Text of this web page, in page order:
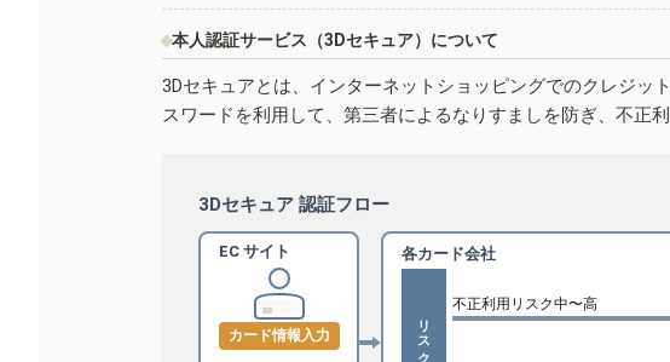
本人認証サービス（3Dセキュア）について
3Dセキュアとは、インターネットショッピングでのクレジ
スワードを利用して、第三者によるなりすましを防ぎ、不正利
3Dセキュア 認証フロー
EC サイト
カード情報入力
各カード会社
不正利用リスク中〜高